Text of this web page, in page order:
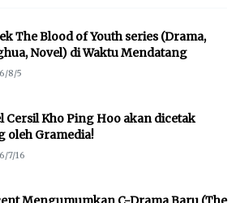
The Blood of Youth series (Drama,
Novel) di Waktu Mendatang
8/5
Cersil Kho Ping Hoo akan dicetak
oleh Gramedia!
7/16